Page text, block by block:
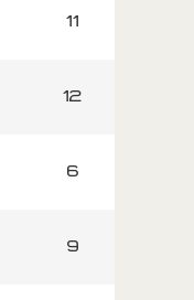
11
12
6
9